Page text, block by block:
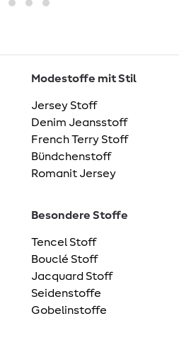
Modestoffe mit Stil
Jersey Stoff
Denim Jeansstoff
French Terry Stoff
Bündchenstoff
Romanit Jersey
Besondere Stoffe
Tencel Stoff
Bouclé Stoff
Jacquard Stoff
Seidenstoffe
Gobelinstoffe